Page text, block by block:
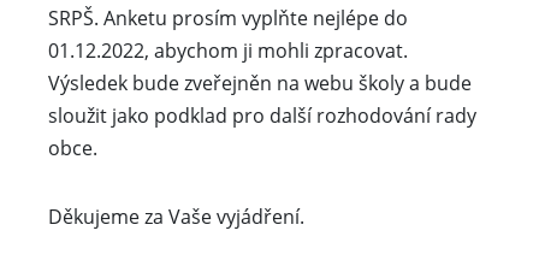
SRPŠ. Anketu prosím vyplňte nejlépe do
01.12.2022, abychom ji mohli zpracovat.
Výsledek bude zveřejněn na webu školy a bude
sloužit jako podklad pro další rozhodování rady
obce.
Děkujeme za Vaše vyjádření.